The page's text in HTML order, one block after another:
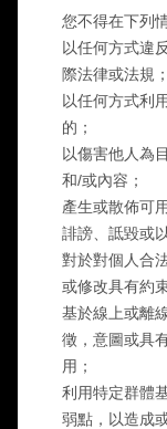
Funko Pop
像素藝術
Q版角色製作器
熱門創作者
VTuber 製作工具
3D 角色
AI 刺青生成器
AI 分身產生器
AI 姿勢產生器
照片變藝術
著色頁
AI 產品影片
AI 標誌產生器
AI 海報產生器
AI 橫幅產生器
書籍封面製作工具
服裝設計
您不得在下列
以任何方式違
際法律或法規；
以任何方式利
的；
以傷害他人為
和/或內容；
產生或散佈可
誹謗、詆毀或
對於對個人合
或修改具有約
基於線上或離
徵，意圖或具
用；
利用特定群體
弱點，以造成